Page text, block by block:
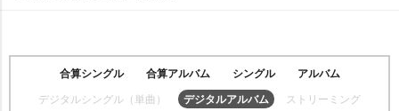
合算シングル 合算アルバム シングル アルバム
デジタルシングル（単曲） デジタルアルバム ストリーミング